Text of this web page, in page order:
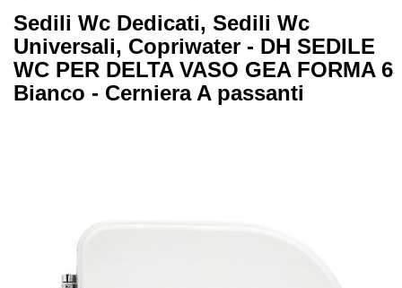
Sedili Wc Dedicati, Sedili Wc
Universali, Copriwater - DH SEDILE
WC PER DELTA VASO GEA FORMA 6
Bianco - Cerniera A passanti